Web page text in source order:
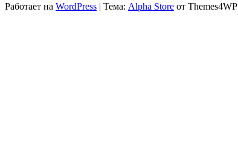
Работает на WordPress | Тема: Alpha Store от Themes4WP